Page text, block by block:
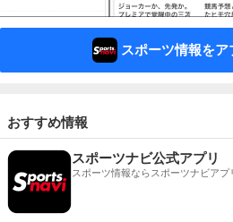
スポーツ情報をア
おすすめ情報
スポーツナビ公式アプリ
スポーツ情報ならスポーツナビアプ